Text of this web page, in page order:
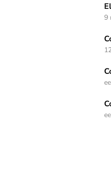
Elbert als
9
Column
Column
Column